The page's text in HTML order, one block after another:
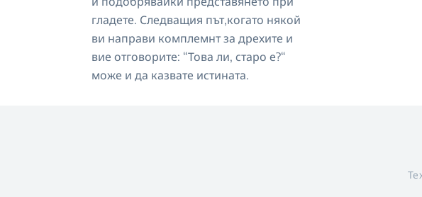
гладете. Следващия път,когато някой
ви направи комплемнт за дрехите и
вие отговорите: “Това ли, старо е?“
може и да казвате истината.